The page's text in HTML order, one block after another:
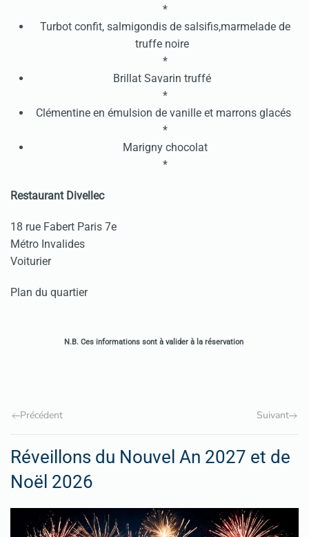
*
Turbot confit, salmigondis de salsifis,marmelade de
truffe noire
*
Brillat Savarin truffé
*
Clémentine en émulsion de vanille et marrons glacés
*
Marigny chocolat
*
Restaurant Divellec
18 rue Fabert Paris 7e
Métro Invalides
Voiturier
Plan du quartier
N.B. Ces informations sont à valider à la réservation
Précédent Suivant
Réveillons du Nouvel An 2027 et de
Noël 2026